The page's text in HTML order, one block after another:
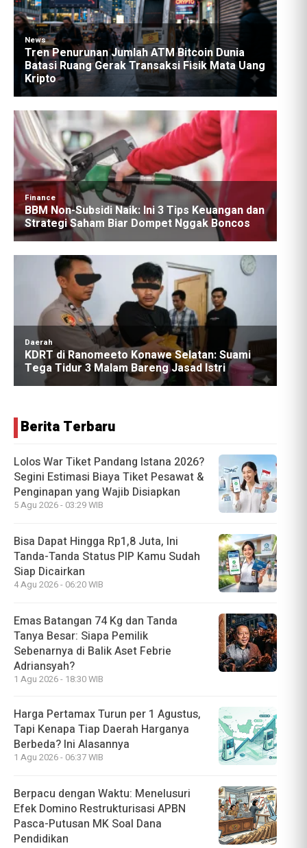
Berita Terbaru
Lolos War Tiket Pandang Istana 2026?
Segini Estimasi Biaya Tiket Pesawat &
Penginapan yang Wajib Disiapkan
5 Agu 2026 - 03:29 WIB
Bisa Dapat Hingga Rp1,8 Juta, Ini
Tanda-Tanda Status PIP Kamu Sudah
Siap Dicairkan
4 Agu 2026 - 06:20 WIB
Emas Batangan 74 Kg dan Tanda
Tanya Besar: Siapa Pemilik
Sebenarnya di Balik Aset Febrie
Adriansyah?
1 Agu 2026 - 18:30 WIB
Harga Pertamax Turun per 1 Agustus,
Tapi Kenapa Tiap Daerah Harganya
Berbeda? Ini Alasannya
1 Agu 2026 - 06:37 WIB
Berpacu dengan Waktu: Menelusuri
Efek Domino Restrukturisasi APBN
Pasca-Putusan MK Soal Dana
Pendidikan